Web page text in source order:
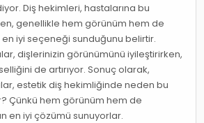
Diş hekimleri, hastalarına bu
genellikle hem görünüm hem de
en iyi seçeneği sunduğunu belirtir.
dişlerinizin görünümünü iyileştirirken,
de artırıyor. Sonuç olarak,
estetik diş hekimliğinde neden bu
Çünkü hem görünüm hem de
en iyi çözümü sunuyorlar.